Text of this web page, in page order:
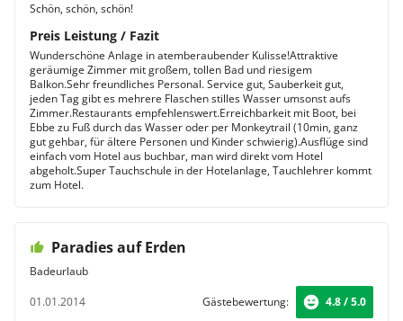
Schön, schön, schön!
Preis Leistung / Fazit
Wunderschöne Anlage in atemberaubender Kulisse!Attraktive
geräumige Zimmer mit großem, tollen Bad und riesigem
Balkon.Sehr freundliches Personal. Service gut, Sauberkeit gut,
jeden Tag gibt es mehrere Flaschen stilles Wasser umsonst aufs
Zimmer.Restaurants empfehlenswert.Erreichbarkeit mit Boot, bei
Ebbe zu Fuß durch das Wasser oder per Monkeytrail (10min, ganz
gut gehbar, für ältere Personen und Kinder schwierig).Ausflüge sind
einfach vom Hotel aus buchbar, man wird direkt vom Hotel
abgeholt.Super Tauchschule in der Hotelanlage, Tauchlehrer kommt
zum Hotel.
Paradies auf Erden
Badeurlaub
01.01.2014
Gästebewertung: 4.8 / 5.0